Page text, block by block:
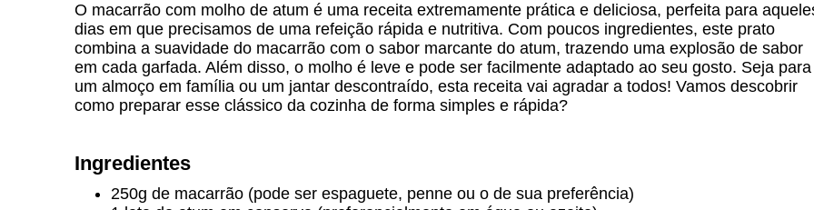
O macarrão com molho de atum é uma receita extremamente prática e deliciosa, perfeita para
dias em que precisamos de uma refeição rápida e nutritiva. Com poucos ingredientes, este prato
combina a suavidade do macarrão com o sabor marcante do atum, trazendo uma explosão de sabor
em cada garfada. Além disso, o molho é leve e pode ser facilmente adaptado ao seu gosto. Seja para
um almoço em família ou um jantar descontraído, esta receita vai agradar a todos! Vamos descobrir
como preparar esse clássico da cozinha de forma simples e rápida?
Ingredientes
250g de macarrão (pode ser espaguete, penne ou o de sua preferência)